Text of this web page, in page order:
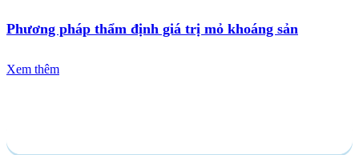
Phương pháp thẩm định giá trị mỏ khoáng sản
Xem thêm